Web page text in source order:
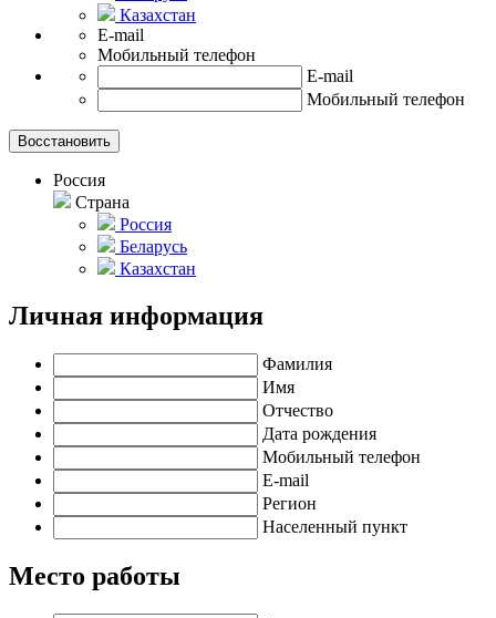
Казахстан
E-mail
Мобильный телефон
E-mail
Мобильный телефон
Россия
Страна
Россия
Беларусь
Казахстан
Личная информация
Фамилия
Имя
Отчество
Дата рождения
Мобильный телефон
E-mail
Регион
Населенный пункт
Место работы